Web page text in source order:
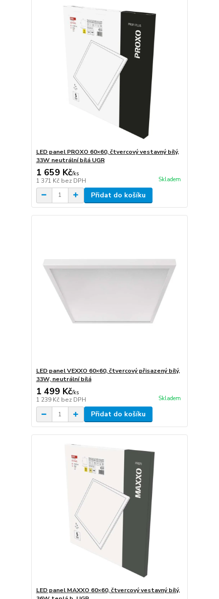
LED panel PROXO 60×60, čtvercový vestavný bílý,
33W neutrální bílá UGR
1 659 Kč/ks
1 371 Kč bez DPH Skladem
Přidat do košíku
LED panel VEXXO 60×60, čtvercový přisazený bílý,
33W, neutrální bílá
1 499 Kč/ks
1 239 Kč bez DPH Skladem
Přidat do košíku
LED panel MAXXO 60×60, čtvercový vestavný bílý,